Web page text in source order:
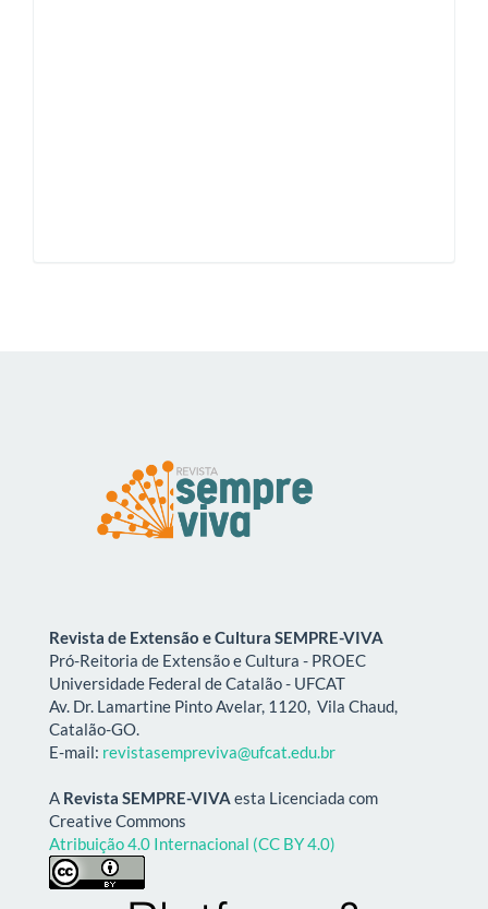
Revista de Extensão e Cultura SEMPRE-VIVA
Pró-Reitoria de Extensão e Cultura - PROEC
Universidade Federal de Catalão - UFCAT
Av. Dr. Lamartine Pinto Avelar, 1120, Vila Chaud,
Catalão-GO.
E-mail: revistasempreviva@ufcat.edu.br
A Revista SEMPRE-VIVA esta Licenciada com
Creative Commons
Atribuição 4.0 Internacional (CC BY 4.0)